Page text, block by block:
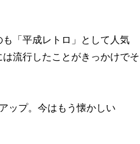
「平成レトロ」として人気
流行したことがきっかけでそ
ップ。今はもう懐かしい